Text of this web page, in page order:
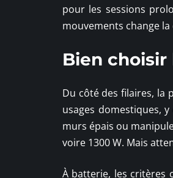
pour les sessions
mouvements change
Bien choisir
Du côté des filaires, la
usages domestiques,
murs épais ou
voire 1300 W. Mais
À batterie, les critères